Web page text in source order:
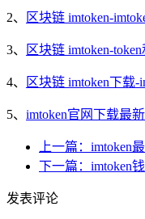
2、 区块链 imtoken-
3、 区块链 imtoken-
4、 区块链 imtoken下载
5、 imtoken官网下载最
上一篇：imtoken
下一篇：imtoken
发表评论